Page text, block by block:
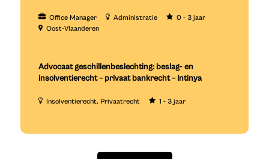
Office Manager Administratie
0 - 3 jaar
Oost-Vlaanderen
Advocaat geschillenbeslechting: beslag- en
insolventierecht – privaat bankrecht – Intinya
Insolventierecht Privaatrecht 1 - 3 jaar